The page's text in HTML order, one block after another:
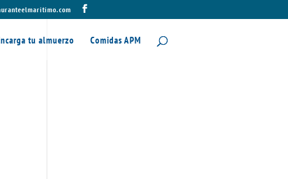
tu almuerzo Comidas APM